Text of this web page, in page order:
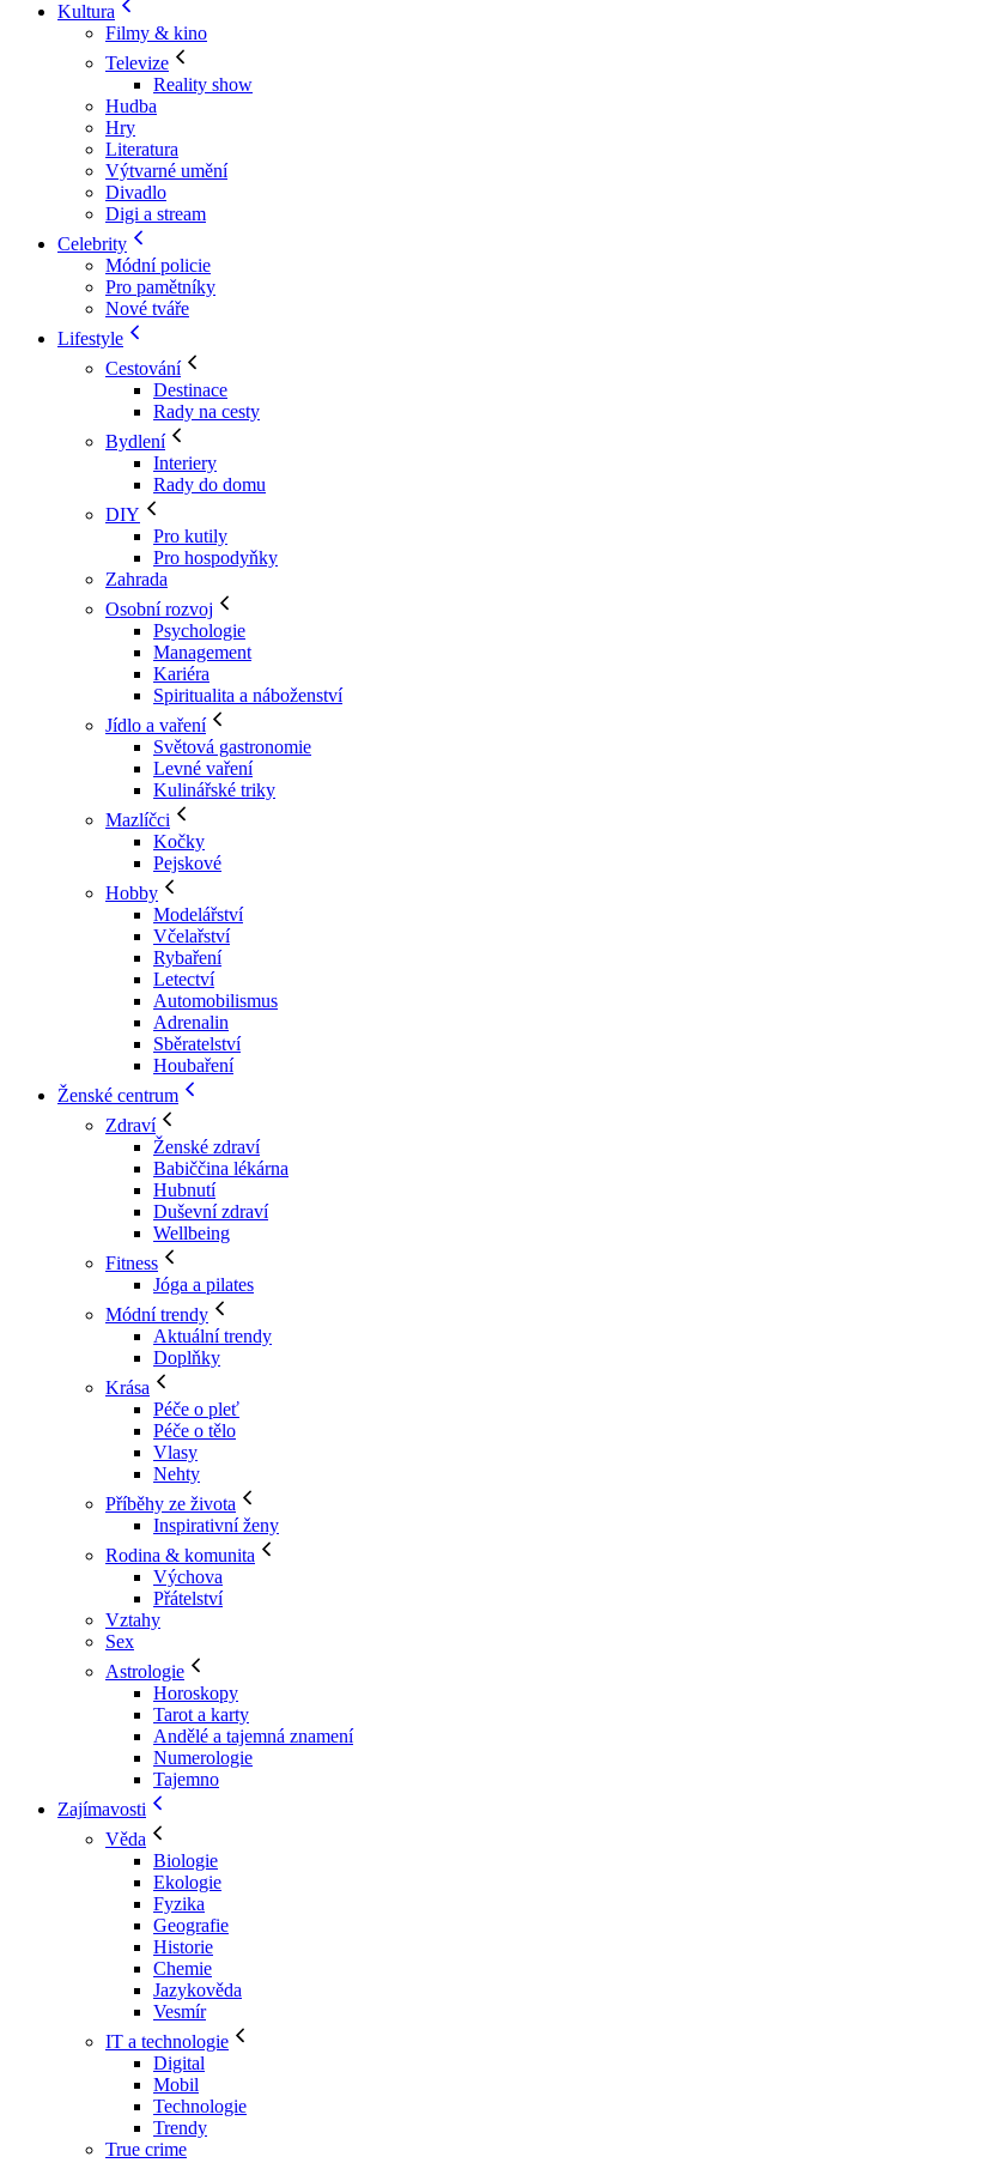
Kultura
Filmy & kino
Televize
Reality show
Hudba
Hry
Literatura
Výtvarné umění
Divadlo
Digi a stream
Celebrity
Módní policie
Pro pamětníky
Nové tváře
Lifestyle
Cestování
Destinace
Rady na cesty
Bydlení
Interiery
Rady do domu
DIY
Pro kutily
Pro hospodyňky
Zahrada
Osobní rozvoj
Psychologie
Management
Kariéra
Spiritualita a náboženství
Jídlo a vaření
Světová gastronomie
Levné vaření
Kulinářské triky
Mazlíčci
Kočky
Pejskové
Hobby
Modelářství
Včelařství
Rybaření
Letectví
Automobilismus
Adrenalin
Sběratelství
Houbaření
Ženské centrum
Zdraví
Ženské zdraví
Babiččina lékárna
Hubnutí
Duševní zdraví
Wellbeing
Fitness
Jóga a pilates
Módní trendy
Aktuální trendy
Doplňky
Krása
Péče o pleť
Péče o tělo
Vlasy
Nehty
Příběhy ze života
Inspirativní ženy
Rodina & komunita
Výchova
Přátelství
Vztahy
Sex
Astrologie
Horoskopy
Tarot a karty
Andělé a tajemná znamení
Numerologie
Tajemno
Zajímavosti
Věda
Biologie
Ekologie
Fyzika
Geografie
Historie
Chemie
Jazykověda
Vesmír
IT a technologie
Digital
Mobil
Technologie
Trendy
True crime